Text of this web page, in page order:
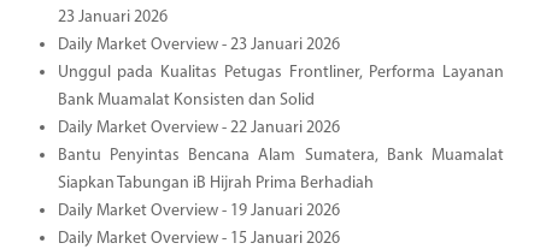
23 Januari 2026
Daily Market Overview - 23 Januari 2026
Unggul pada Kualitas Petugas Frontliner, Performa Layanan
Bank Muamalat Konsisten dan Solid
Daily Market Overview - 22 Januari 2026
Bantu Penyintas Bencana Alam Sumatera, Bank Muamalat
Siapkan Tabungan iB Hijrah Prima Berhadiah
Daily Market Overview - 19 Januari 2026
Daily Market Overview - 15 Januari 2026